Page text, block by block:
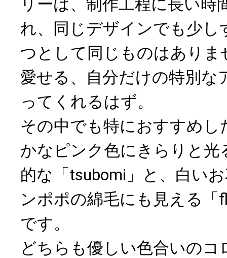
リーは、制作工程に長い時
れ、同じデザインでも少し
つとして同じものはありま
愛せる、自分だけの特別な
ってくれるはず。
その中でも特におすすめ
かなピンク色にきらりと光
的な「tsubomi」と、白い
ンポポの綿毛にも見える「
です。
どちらも優しい色合いの